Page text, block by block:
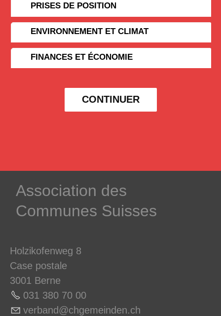
PRISES DE POSITION
ENVIRONNEMENT ET CLIMAT
FINANCES ET ÉCONOMIE
CONTINUER
­Association des­
Communes ­Suisses
Holzikofenweg 8
Case postale
3001 Berne
031 380 70 00
v rb nd chg m nd n ch